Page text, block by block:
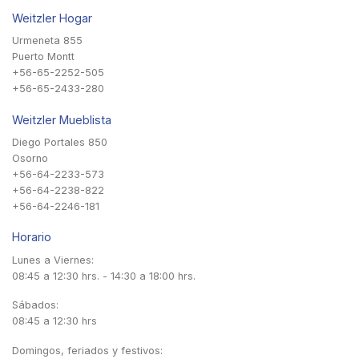
Weitzler Hogar
Urmeneta 855
Puerto Montt
+56-65-2252-505
+56-65-2433-280
Weitzler Mueblista
Diego Portales 850
Osorno
+56-64-2233-573
+56-64-2238-822
+56-64-2246-181
Horario
Lunes a Viernes:
08:45 a 12:30 hrs. - 14:30 a 18:00 hrs.
Sábados:
08:45 a 12:30 hrs
Domingos, feriados y festivos: